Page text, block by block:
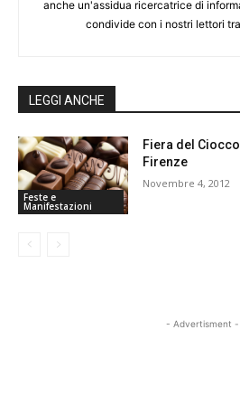
anche un'assidua ricercatrice di
condivide con i nostri lettori
LEGGI ANCHE
Feste e
Manifestazioni
Fiera del
Firenze
Novembre 4, 2012
- Advertisment -